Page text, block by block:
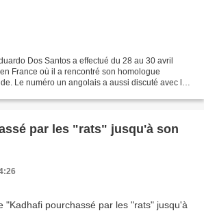
Dos Santos a effectué du 28 au 30 avril
France où il a rencontré son homologue
Le numéro un angolais a aussi discuté avec les
par les "rats" jusqu'à son